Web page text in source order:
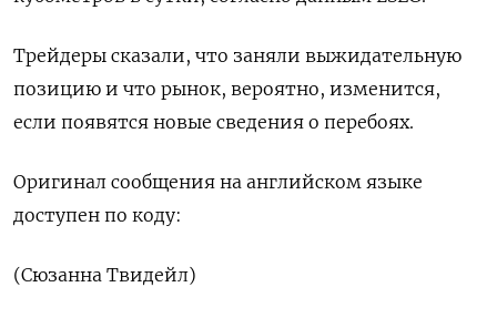
Трейдеры сказали, что заняли выжидательную
позицию и что рынок, вероятно, изменится,
если появятся новые сведения о перебоях.
Оригинал сообщения на английском языке
доступен по коду:
(Сюзанна Твидейл)